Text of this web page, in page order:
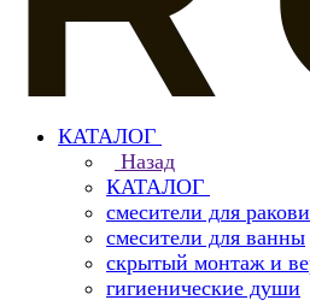
КАТАЛОГ
Назад
КАТАЛОГ
смесители для
смесители для ванны
скрытый монтаж и
гигиенические души